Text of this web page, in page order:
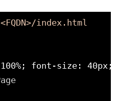
index.html
font-size: